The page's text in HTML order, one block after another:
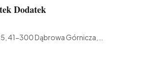
Dodatek
41-300 Dąbrowa Górnicza,